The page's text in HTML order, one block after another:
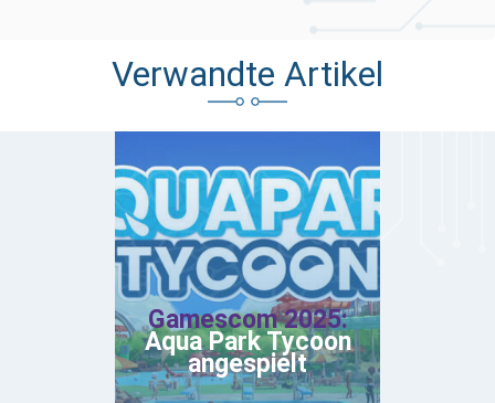
Verwandte Artikel
Gamescom 2025:
Aqua Park Tycoon
angespielt